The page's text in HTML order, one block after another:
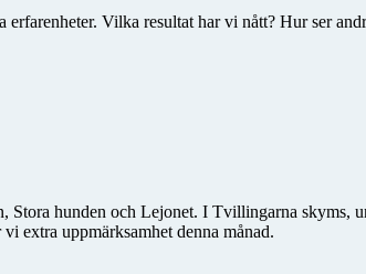
erfarenheter. Vilka resultat har vi nått? Hur ser
Stora hunden och Lejonet. I Tvillingarna skyms,
extra uppmärksamhet denna månad.